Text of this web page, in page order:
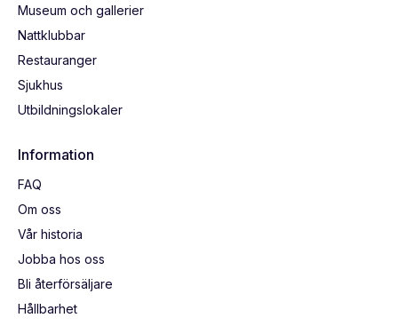
Museum och gallerier
Nattklubbar
Restauranger
Sjukhus
Utbildningslokaler
Information
FAQ
Om oss
Vår historia
Jobba hos oss
Bli återförsäljare
Hållbarhet